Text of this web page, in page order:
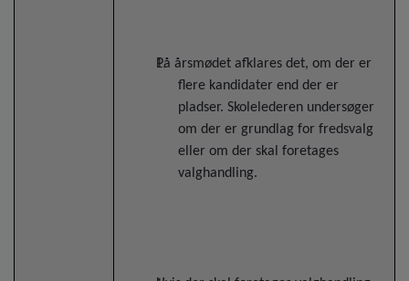
På årsmødet afklares det, om der er
flere kandidater end der er
pladser. Skolelederen undersøger
om der er grundlag for fredsvalg
eller om der skal foretages
valghandling.